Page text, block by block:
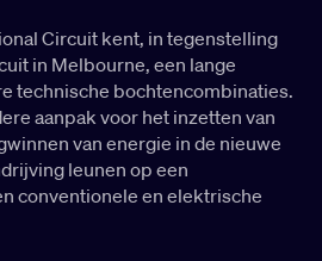
Circuit kent, in tegenstelling
in Melbourne, een lange
technische bochtencombinaties.
aanpak voor het inzetten van
van energie in de nieuwe
leunen op een
conventionele en elektrische